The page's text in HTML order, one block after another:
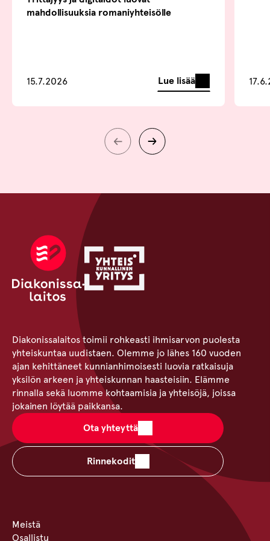
mahdollisuuksia romaniyhteisölle
15.7.2026 Lue lisää
Diakonissalaitos toimii rohkeasti ihmisarvon puolesta
yhteiskuntaa uudistaen. Olemme jo lähes 160 vuoden
ajan kehittäneet kunnianhimoisesti luovia ratkaisuja
yksilön arkeen ja yhteiskunnan haasteisiin. Elämme
rinnalla sekä luomme kohtaamisia ja yhteisöjä, joissa
jokainen löytää paikkansa.
Ota yhteyttä
Rinnekodit
Meistä
Osallistu